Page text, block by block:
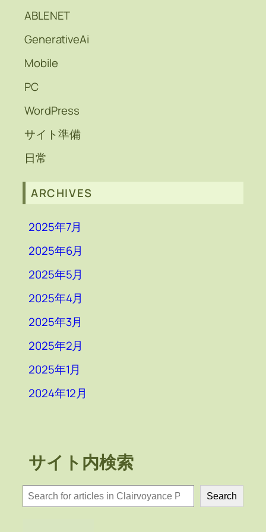
ABLENET
GenerativeAi
Mobile
PC
WordPress
サイト準備
日常
ARCHIVES
2025年7月
2025年6月
2025年5月
2025年4月
2025年3月
2025年2月
2025年1月
2024年12月
サイト内検索
検
索
Search